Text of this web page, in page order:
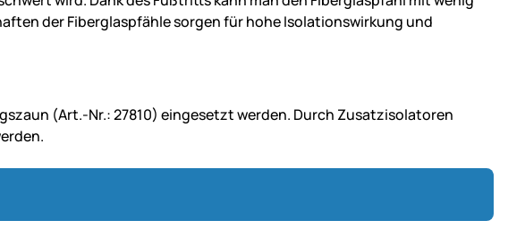
der Fiberglaspfähle sorgen für hohe Isolationswirkung und
(Art.-Nr.: 27810) eingesetzt werden. Durch Zusatzisolatoren